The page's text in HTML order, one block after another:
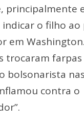
principalmente
indicar o filho
em
trocaram
bolsonarista
contra o